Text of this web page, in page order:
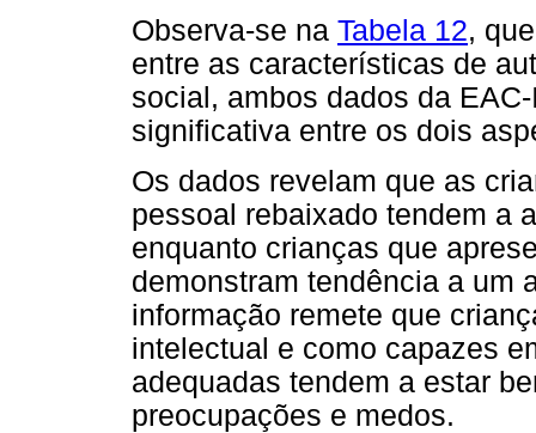
Observa-se na Tabela 12,
entre as características de
social, ambos dados da
significativa entre os dois
Os dados revelam que as
pessoal rebaixado tendem a
enquanto crianças que
demonstram tendência a um
informação remete que
intelectual e como capazes
adequadas tendem a estar
preocupações e medos.